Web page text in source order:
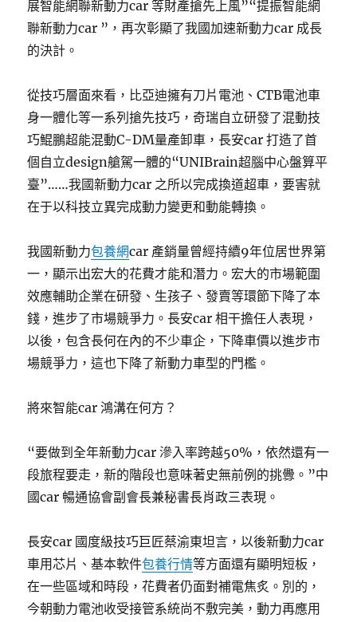
展智能網聯新動力car 等財產搶先上風”“提振智能網
聯新動力car ”，再次彰顯了我國加速新動力car 成長
的決計。
從技巧層面來看，比亞迪擁有刀片電池、CTB電池車
身一體化等一系列搶先技巧，奇瑞自立研發了混動技
巧鯤鵬超能混動C-DM量產卸車，長安car 打造了首
個自立design艙駕一體的“UNIBrain超腦中心盤算平
臺”……我國新動力car 之所以完成換道超車，要害就
在于以科技立異完成動力變更和動能轉換。
我國新動力包養網car 產銷量曾經持續9年位居世界第
一，顯示出宏大的花費才能和潛力。宏大的市場範圍
效應輔助企業在研發、生孩子、發賣等環節下降了本
錢，進步了市場競爭力。長安car 相干擔任人表現，
以後，包含長何在內的不少車企，下降車價以進步市
場競爭力，這也下降了新動力車型的門檻。
將來智能car 鴻溝在何方？
“要做到全年新動力car 滲入率跨越50%，依然還有一
段旅程要走，新的階段也意味著史無前例的挑釁。”中
國car 暢通協會副會長兼秘書長肖政三表現。
長安car 國度級技巧巨匠蔡渝東坦言，以後新動力car
車用芯片、基本軟件包養行情等方面還有顯明短板，
在一些區域和時段，花費者仍面對補電焦炙。別的，
今朝動力電池收受接管系統尚不敷完美，動力再應用